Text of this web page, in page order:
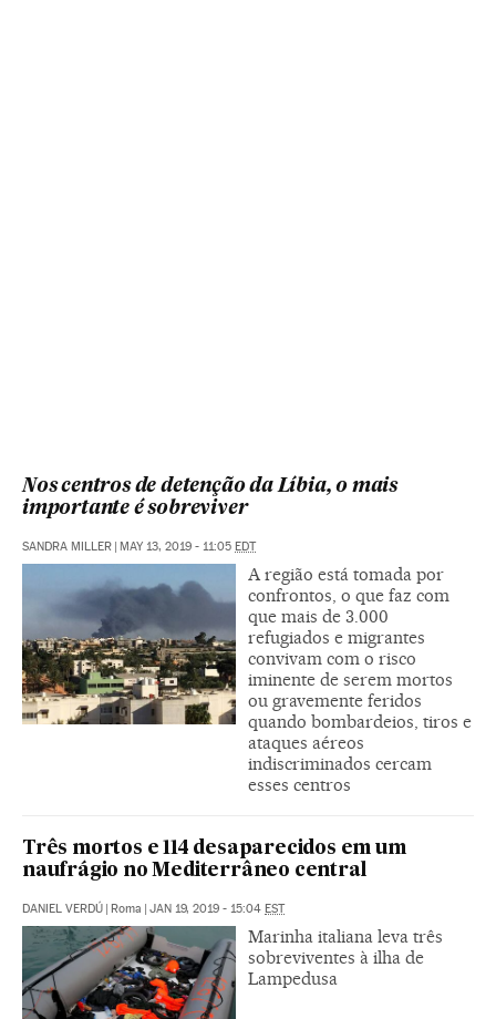
Nos centros de detenção da Líbia, o mais
importante é sobreviver
SANDRA MILLER | MAY 13, 2019 - 11:05 EDT
A região está tomada por
confrontos, o que faz com
que mais de 3.000
refugiados e migrantes
convivam com o risco
iminente de serem mortos
ou gravemente feridos
quando bombardeios, tiros e
ataques aéreos
indiscriminados cercam
esses centros
Três mortos e 114 desaparecidos em um
naufrágio no Mediterrâneo central
DANIEL VERDÚ | Roma | JAN 19, 2019 - 15:04 EST
Marinha italiana leva três
sobreviventes à ilha de
Lampedusa